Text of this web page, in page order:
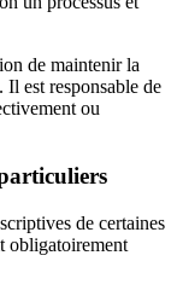
de maintenir la
est responsable de
ou
de certaines
obligatoirement